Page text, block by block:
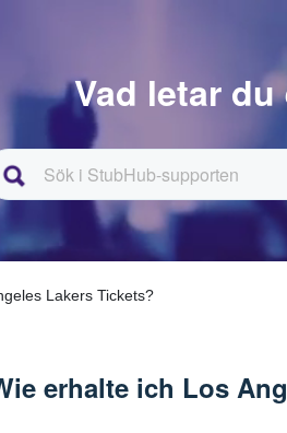
Vad letar
Lakers Tickets?
erhalte ich Los